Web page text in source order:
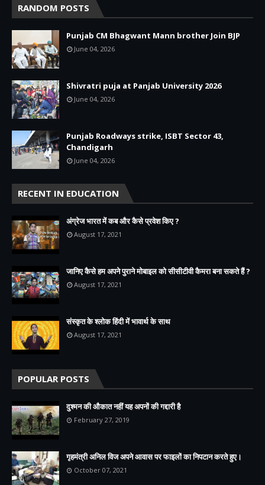
RANDOM POSTS
Punjab CM Bhagwant Mann brother Join BJP
June 04, 2026
Shivratri puja at Panjab University 2026
June 04, 2026
Punjab Roadways strike, ISBT Sector 43,
Chandigarh
June 04, 2026
RECENT IN EDUCATION
अंग्रेज भारत में कब और कैसे प्रवेश किए ?
August 17, 2021
जानिए कैसे हम अपने पुराने मोबाइल को सीसीटीवी कैमरा बना सकते हैं ?
August 17, 2021
संस्कृत के श्लोक हिंदी में भावार्थ के साथ
August 17, 2021
POPULAR POSTS
दुश्मन की औकात नहीं यह अपनों की गद्दारी है
February 27, 2019
गृहमंत्री अनिल विज अपने आवास पर फाइलों का निपटान करते हुए।
October 07, 2021